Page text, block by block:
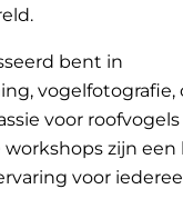
bent in
vogelfotografie,
voor
zijn een
voor